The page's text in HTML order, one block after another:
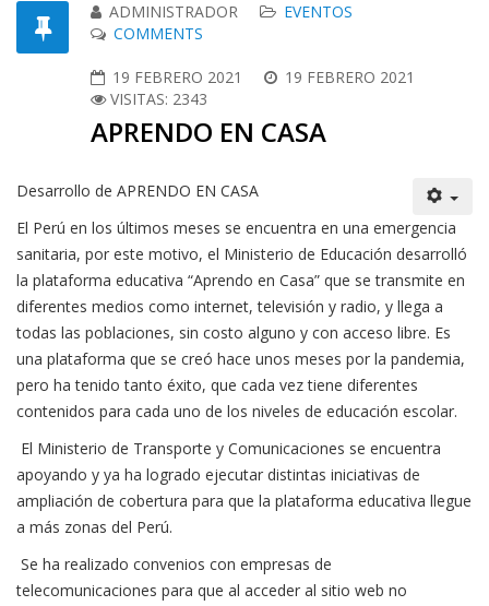
ADMINISTRADOR
EVENTOS
COMMENTS
19 FEBRERO 2021
19 FEBRERO 2021
VISITAS: 2343
APRENDO EN CASA
Desarrollo de APRENDO EN CASA
El Perú en los últimos meses se encuentra en una emergencia
sanitaria, por este motivo, el Ministerio de Educación desarrolló
la plataforma educativa “Aprendo en Casa” que se transmite en
diferentes medios como internet, televisión y radio, y llega a
todas las poblaciones, sin costo alguno y con acceso libre. Es
una plataforma que se creó hace unos meses por la pandemia,
pero ha tenido tanto éxito, que cada vez tiene diferentes
contenidos para cada uno de los niveles de educación escolar.
El Ministerio de Transporte y Comunicaciones se encuentra
apoyando y ya ha logrado ejecutar distintas iniciativas de
ampliación de cobertura para que la plataforma educativa llegue
a más zonas del Perú.
Se ha realizado convenios con empresas de
telecomunicaciones para que al acceder al sitio web no